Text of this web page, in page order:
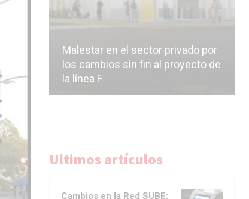
Malestar en el sector privado por
los cambios sin fin al proyecto de
la línea F
Ultimos artículos
Cambios en la Red SUBE: